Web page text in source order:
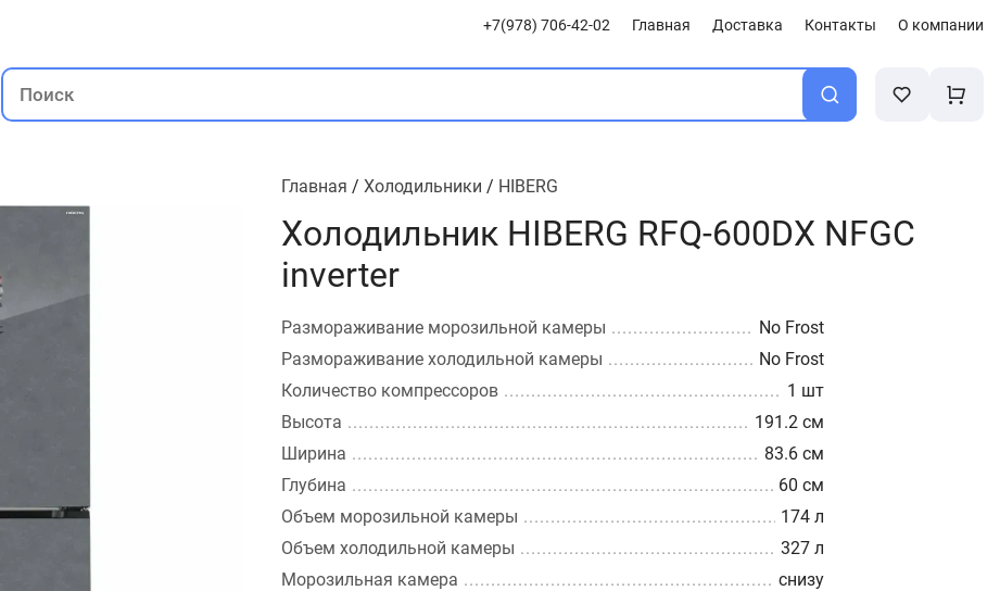
+7(978) 706-42-02 Главная Доставка Контакты О компании
Главная / Холодильники / HIBERG
Холодильник HIBERG RFQ-600DX NFGС
inverter
Размораживание морозильной камеры
No Frost
Размораживание холодильной камеры
No Frost
Количество компрессоров
1 шт
Высота
191.2 см
Ширина
83.6 см
Глубина
60 см
Объем морозильной камеры
174 л
Объем холодильной камеры
327 л
Морозильная камера
снизу